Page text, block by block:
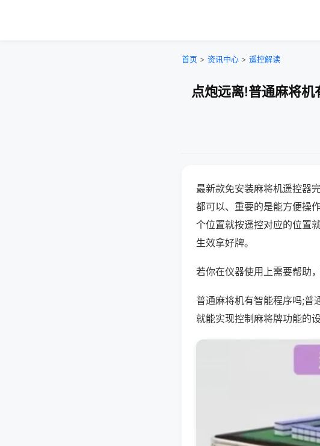
首页 > 资讯中心 > 遥控解读
点炮远离!普通麻将
最新款免安装麻将机遥控器
都可以、重要的是能方便操
个位置就按遥控对应的位置
生效拿好牌。
若你在仪器使用上需要帮助
普通麻将机有智能程序吗;普
就能实现控制麻将牌功能的设